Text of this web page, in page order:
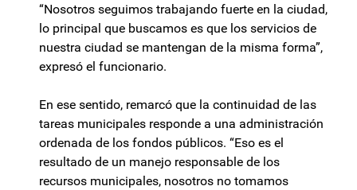
“Nosotros seguimos trabajando fuerte en la ciudad,
lo principal que buscamos es que los servicios de
nuestra ciudad se mantengan de la misma forma”,
expresó el funcionario.
En ese sentido, remarcó que la continuidad de las
tareas municipales responde a una administración
ordenada de los fondos públicos. “Eso es el
resultado de un manejo responsable de los
recursos municipales, nosotros no tomamos